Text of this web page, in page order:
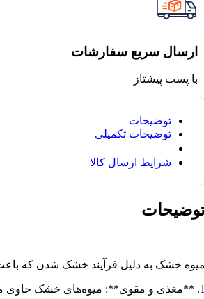
ارسال سریع سفارشات
با پست پیشتاز
توضیحات
توضیحات تکمیلی
شرایط ارسال کالا
خشک به دلیل فرآیند خشک شدن که باعث
مثلا، زردآلوی خشک منبع غنی از بتاکاروتن، پتاسیم و فیبر است.